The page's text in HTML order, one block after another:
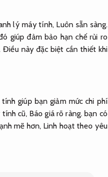
lý máy tính, Luôn sẵn sàng.
giúp đảm bảo hạn chế rủi ro
Điều này đặc biệt cần thiết khi
giúp bạn giảm mức chi phí
tính cũ, Báo giá rõ ràng. bạn có
mẽ hơn, Linh hoạt theo yêu